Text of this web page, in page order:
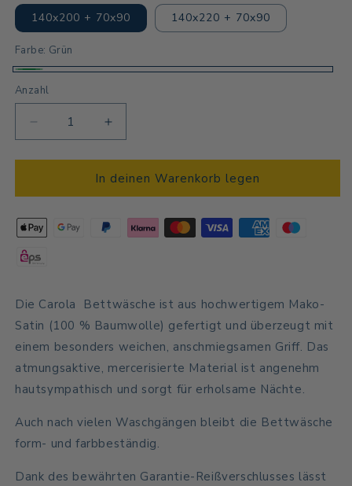
140x200 + 70x90 140x220 + 70x90
Farbe: Grün
Anzahl
Anzahl
Verringere
die
Menge
Carola
-
Erhöhe
die
Menge
für
Carola
-
In deinen Warenkorb legen
Die Carola
Bettwäsche ist aus hochwertigem Mako-
Satin (100 % Baumwolle) gefertigt und überzeugt mit
einem besonders weichen, anschmiegsamen Griff. Das
atmungsaktive, mercerisierte Material ist angenehm
hautsympathisch und sorgt für erholsame Nächte.
Auch nach vielen Waschgängen bleibt die Bettwäsche
form- und farbbeständig.
Dank des bewährten Garantie-Reißverschlusses lässt